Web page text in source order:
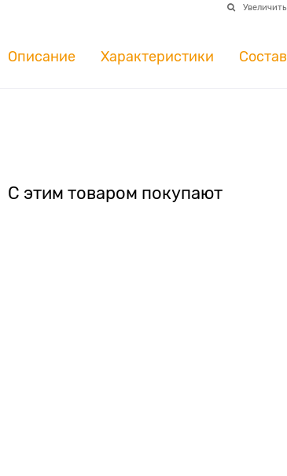
Увеличить
Описание Характеристики Состав
С этим товаром покупают